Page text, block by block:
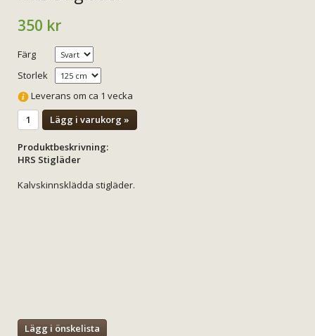
350 kr
Färg
Storlek
Leverans om ca 1 vecka
Lägg i varukorg »
Produktbeskrivning:
HRS Stigläder
Kalvskinnsklädda stigläder.
Lägg i önskelista